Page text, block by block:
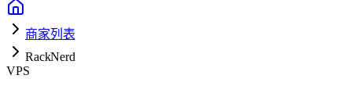
商家列表
RackNerd
VPS